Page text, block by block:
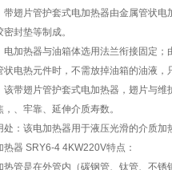
带翅片管护套式电加热器由金属管状电
密封垫等制成。
电加热器与油箱体选用法兰衔接固定；
状电热元件时，不需放掉油箱的油液
该带翅片管护套式电加热器，翅片与维
，、牢靠、延伸介质寿数。
处：该电加热器用于液压光滑的介质
热器 SRY6-4 4KW220V特点：
热管是在外管内（碳钢管、钛管、不